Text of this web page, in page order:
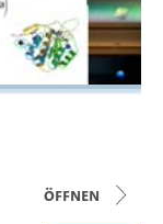
Öffnen